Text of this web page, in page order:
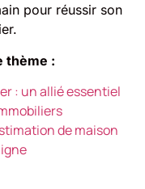
pour réussir son
thème :
: un allié essentiel
de maison